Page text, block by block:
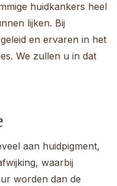
huidkankers heel
lijken. Bij
en ervaren in het
We zullen u in dat
aan huidpigment,
waarbij
worden dan de